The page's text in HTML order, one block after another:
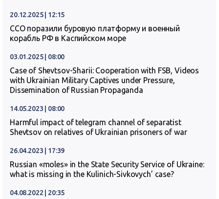
20.12.2025 | 12:15
ССО поразили буровую платформу и военный
корабль РФ в Каспийском море
03.01.2025 | 08:00
Case of Shevtsov-Sharii: Cooperation with FSB, Videos
with Ukrainian Military Captives under Pressure,
Dissemination of Russian Propaganda
14.05.2023 | 08:00
Harmful impact of telegram channel of separatist
Shevtsov on relatives of Ukrainian prisoners of war
26.04.2023 | 17:39
Russian «moles» in the State Security Service of Ukraine:
what is missing in the Kulinich-Sivkovych’ case?
04.08.2022 | 20:35